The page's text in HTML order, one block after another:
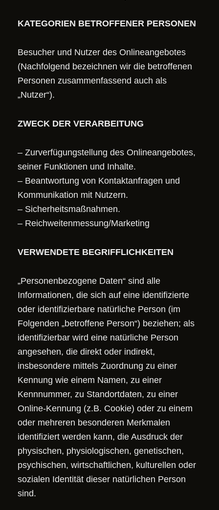
KATEGORIEN BETROFFENER PERSONEN
Besucher und Nutzer des Onlineangebotes
(Nachfolgend bezeichnen wir die betroffenen
Personen zusammenfassend auch als
„Nutzer“).
ZWECK DER VERARBEITUNG
– Zurverfügungstellung des Onlineangebotes,
seiner Funktionen und Inhalte.
– Beantwortung von Kontaktanfragen und
Kommunikation mit Nutzern.
– Sicherheitsmaßnahmen.
– Reichweitenmessung/Marketing
VERWENDETE BEGRIFFLICHKEITEN
„Personenbezogene Daten“ sind alle
Informationen, die sich auf eine identifizierte
oder identifizierbare natürliche Person (im
Folgenden „betroffene Person“) beziehen; als
identifizierbar wird eine natürliche Person
angesehen, die direkt oder indirekt,
insbesondere mittels Zuordnung zu einer
Kennung wie einem Namen, zu einer
Kennnummer, zu Standortdaten, zu einer
Online-Kennung (z.B. Cookie) oder zu einem
oder mehreren besonderen Merkmalen
identifiziert werden kann, die Ausdruck der
physischen, physiologischen, genetischen,
psychischen, wirtschaftlichen, kulturellen oder
sozialen Identität dieser natürlichen Person
sind.